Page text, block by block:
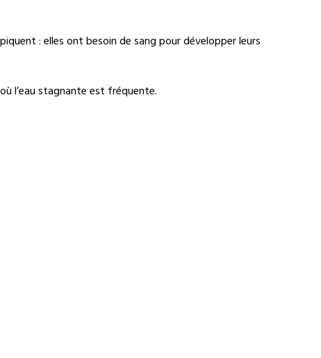
: elles ont besoin de sang pour développer leurs
l’eau stagnante est fréquente.